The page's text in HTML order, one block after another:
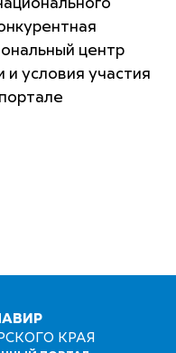
центр
условия участия
КРАЯ